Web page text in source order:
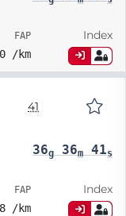
FAP
/km
Index
41
36g36m41s
FAP
/km
Index